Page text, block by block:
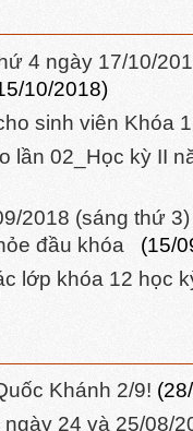
4 ngày 17/10/
10/2018)
sinh viên Khóa
lần 02_Học kỳ II
2018 (sáng thứ
đầu khóa (15/
lớp khóa 12 học
Khánh 2/9!
24 và 25/08/